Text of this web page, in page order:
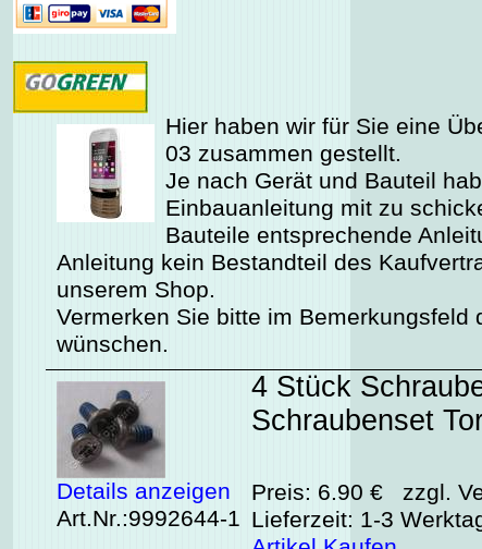
Hier haben wir für Sie eine
03 zusammen gestellt.
Je nach Gerät und Bauteil
Einbauanleitung mit zu
Bauteile entsprechende
Anleitung kein Bestandteil des
unserem Shop.
Vermerken Sie bitte im Bemerkungsfeld
wünschen.
Details anzeigen
Art.Nr.:9992644-1
4 Stück
Schraubenset
Preis: 6.90 € zzgl.
Lieferzeit: 1-3